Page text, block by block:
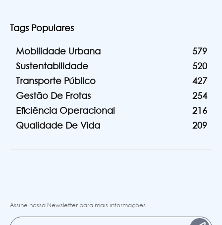
Tags Populares
Mobilidade Urbana
579
Sustentabilidade
520
Transporte Público
427
Gestão De Frotas
254
Eficiência Operacional
216
Qualidade De Vida
209
Assine nossa Newsletter para mais informações